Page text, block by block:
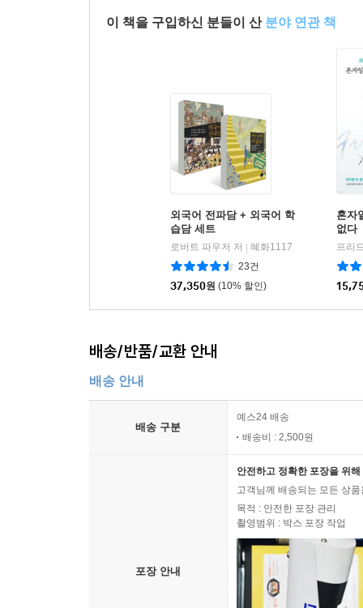
이 책을 구입하신 분들이 산 분야 연관 책
외국어 전파담 + 외국어 학
습담 세트
로버트 파우저 저
혜화1117
23건
37,350원 (10% 할인)
혼자
없다
배송/반품/교환 안내
배송 안내
배송 구분
예스24 배송
배송비 : 2,500원
포장 안내
안전하고 정확한 포장을 위
고객님께 배송되는 모든 상
목적 : 안전한 포장 관리
촬영범위 : 박스 포장 작업